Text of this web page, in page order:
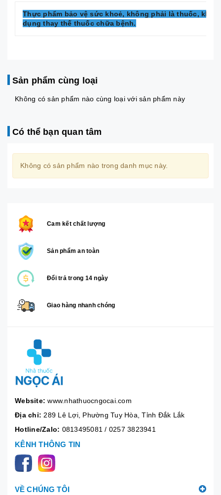
Thực phẩm bảo vệ sức khoẻ, không phải là thuốc,
dụng thay thế thuốc chữa bệnh.
Sản phẩm cùng loại
Không có sản phẩm nào cùng loại với sản phẩm này
Có thể bạn quan tâm
Không có sản phẩm nào trong danh mục này.
Cam kết chất lượng
Sản phẩm an toàn
Đổi trả trong 14 ngày
Giao hàng nhanh chóng
Website: www.nhathuocngocai.com
Địa chỉ: 289 Lê Lợi, Phường Tuy Hòa, Tỉnh Đắk Lắk
Hotline/Zalo: 0813495081/ 0257 3823941
KÊNH THÔNG TIN
VỀ CHÚNG TÔI